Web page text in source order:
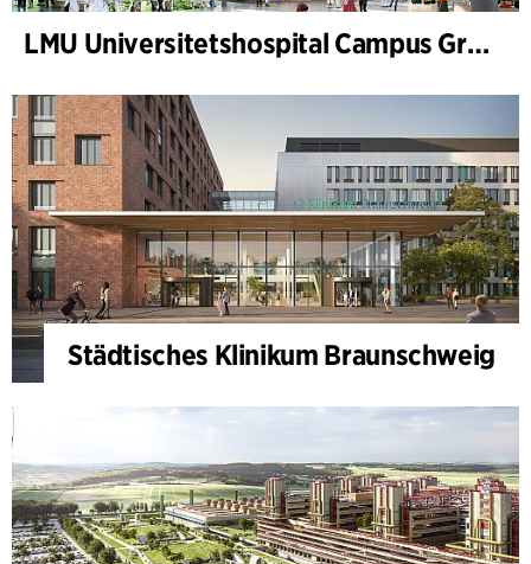
LMU Universitetshospital Campus Grosshadern
Städtisches Klinikum Braunschweig